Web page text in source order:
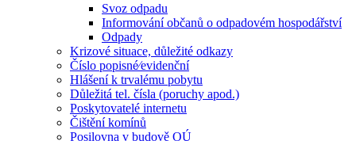
Svoz odpadu
Informování občanů o odpadovém hospodářství
Odpady
Krizové situace, důležité odkazy
Číslo popisné⁄evidenční
Hlášení k trvalému pobytu
Důležitá tel. čísla (poruchy apod.)
Poskytovatelé internetu
Čištění komínů
Posilovna v budově OÚ